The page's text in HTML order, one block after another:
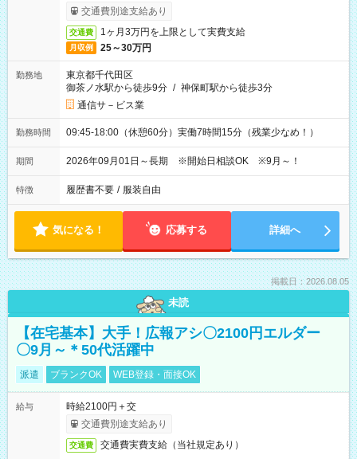
ービス利用可（利用条件有）
交通費別途支給あり
交通費 1ヶ月3万円を上限として実費支給
月収例 25～30万円
勤務地
東京都千代田区
御茶ノ水駅から徒歩9分 / 神保町駅から徒歩3分
通信サ－ビス業
勤務時間 09:45-18:00（休憩60分）実働7時間15分（残業少なめ！）
期間 2026年09月01日～長期 ※開始日相談OK ※9月～！
特徴 履歴書不要 / 服装自由
気になる！ 応募する 詳細へ
掲載日：2026.08.05
未読
【在宅基本】大手！広報アシ〇2100円エルダー
〇9月～＊50代活躍中
派遣 ブランクOK WEB登録・面接OK
給与
時給2100円＋交
交通費別途支給あり
交通費 交通費実費支給（当社規定あり）